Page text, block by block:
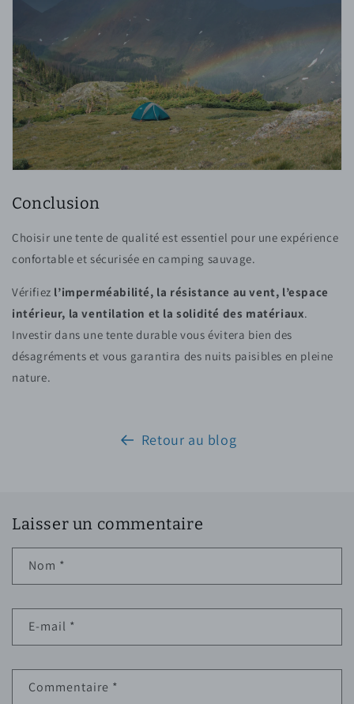
Conclusion
Choisir une tente de qualité est essentiel pour une expérience
confortable et sécurisée en camping sauvage.
Vérifiez l’imperméabilité, la résistance au vent, l’espace
intérieur, la ventilation et la solidité des matériaux.
Investir dans une tente durable vous évitera bien des
désagréments et vous garantira des nuits paisibles en pleine
nature.
Retour au blog
Laisser un commentaire
Nom *
E-mail *
Commentaire *